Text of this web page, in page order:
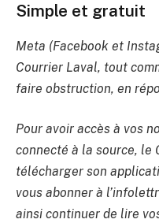
Simple et gratuit
Meta (Facebook et
Courrier Laval, tout
faire obstruction, en
Pour avoir accès à vos
connecté à la source, le
télécharger son
vous abonner à
ainsi continuer de lire